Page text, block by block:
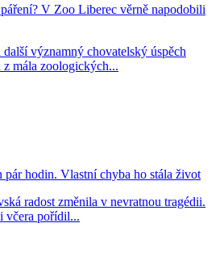
V Zoo Liberec věrně napodobili
významný chovatelský úspěch
z mála zoologických...
hodin. Vlastní chyba ho stála život
radost změnila v nevratnou tragédii.
včera pořídil...